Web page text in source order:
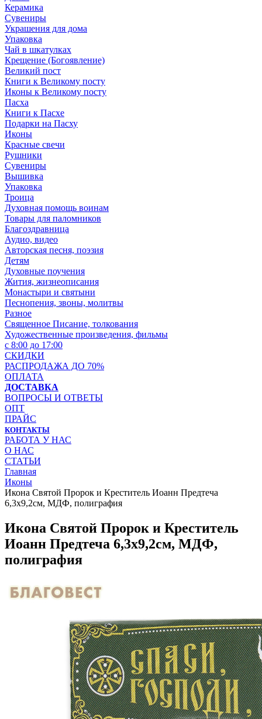
Керамика
Сувениры
Украшения для дома
Упаковка
Чай в шкатулках
Крещение (Богоявление)
Великий пост
Книги к Великому посту
Иконы к Великому посту
Пасха
Книги к Пасхе
Подарки на Пасху
Иконы
Красные свечи
Рушники
Сувениры
Вышивка
Упаковка
Троица
Духовная помощь воинам
Товары для паломников
Благоздравница
Аудио, видео
Авторская песня, поэзия
Детям
Духовные поучения
Жития, жизнеописания
Монастыри и святыни
Песнопения, звоны, молитвы
Разное
Священное Писание, толкования
Художественные произведения, фильмы
с 8:00 до 17:00
СКИДКИ
РАСПРОДАЖА ДО 70%
ОПЛАТА
ДОСТАВКА
ВОПРОСЫ И ОТВЕТЫ
ОПТ
ПРАЙС
КОНТАКТЫ
РАБОТА У НАС
О НАС
СТАТЬИ
Главная
Иконы
Икона Святой Пророк и Креститель Иоанн Предтеча
6,3х9,2см, МДФ, полиграфия
Икона Святой Пророк и Креститель
Иоанн Предтеча 6,3х9,2см, МДФ,
полиграфия